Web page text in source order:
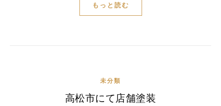
もっと読む
未分類
高松市にて店舗塗装